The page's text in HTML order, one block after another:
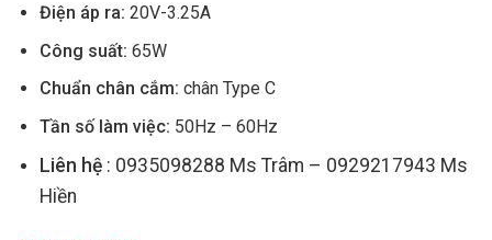
Điện áp ra: 20V-3.25A
Công suất: 65W
Chuẩn chân cắm: chân Type C
Tần số làm việc: 50Hz – 60Hz
Liên hệ: 0935098288 Ms Trâm – 0929217943 Ms
Hiền